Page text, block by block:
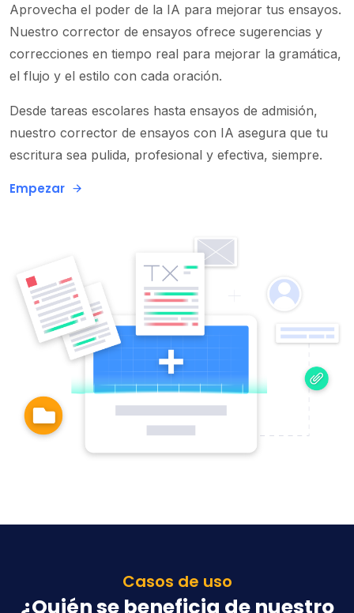
Aprovecha el poder de la IA para mejorar tus ensayos.
Nuestro corrector de ensayos ofrece sugerencias y
correcciones en tiempo real para mejorar la gramática,
el flujo y el estilo con cada oración.
Desde tareas escolares hasta ensayos de admisión,
nuestro corrector de ensayos con IA asegura que tu
escritura sea pulida, profesional y efectiva, siempre.
Empezar
Casos de uso
¿Quién se beneficia de nuestro